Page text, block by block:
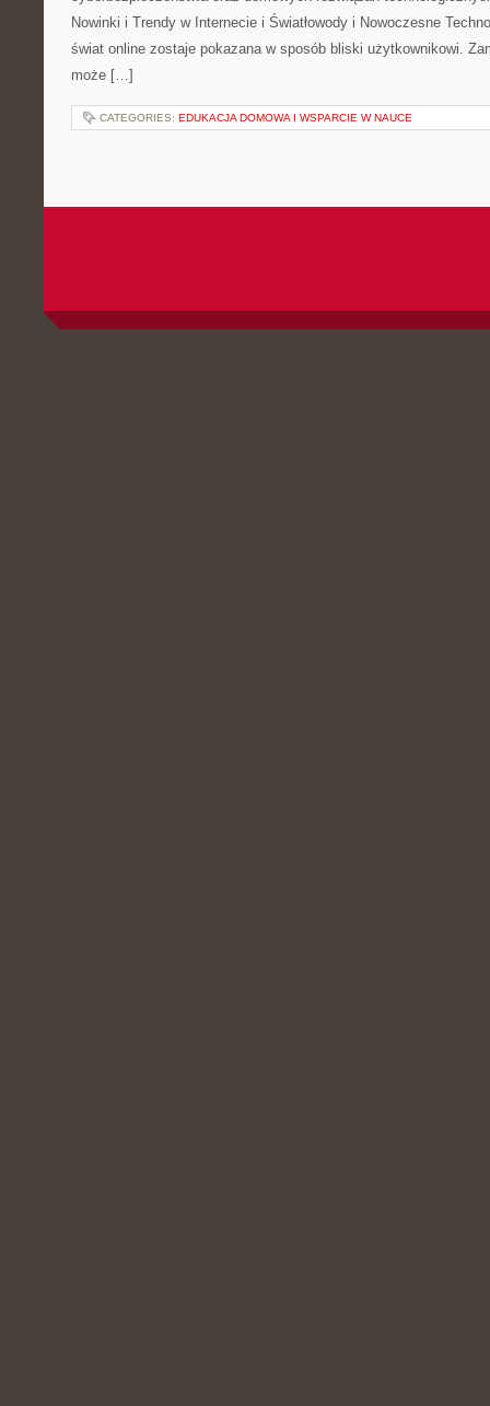
Nowinki i Trendy w Internecie i Światłowody i Nowoczesne
świat online zostaje pokazana w sposób bliski użytkownikowi.
może […]
CATEGORIES: EDUKACJA DOMOWA I WSPARCIE W NAUCE